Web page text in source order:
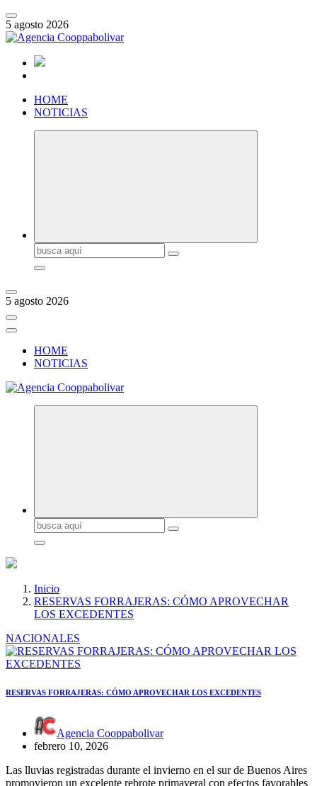
Saltar
al
contenido
5 agosto 2026
HOME
NOTICIAS
Buscar:
5 agosto 2026
HOME
NOTICIAS
Buscar:
Inicio
RESERVAS FORRAJERAS: CÓMO APROVECHAR
LOS EXCEDENTES
NACIONALES
RESERVAS FORRAJERAS: CÓMO APROVECHAR LOS EXCEDENTES
Agencia Cooppabolivar
febrero 10, 2026
Las lluvias registradas durante el invierno en el sur de Buenos Aires
promovieron un excelente rebrote primaveral con efectos favorables